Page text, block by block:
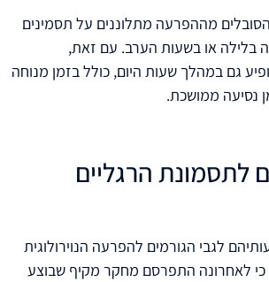
מההפרעה מתלוננים על תסמינים
בלילה או בשעות הערב. עם זאת,
גם במהלך שעות היום, כולל בזמן מנוחה
נסיעה ממושכת.
לתסמונת הרגליים
לגבי הגורמים להפרעה הנוירולוגית
לאחרונה התפרסם מחקר מקיף שבוצע